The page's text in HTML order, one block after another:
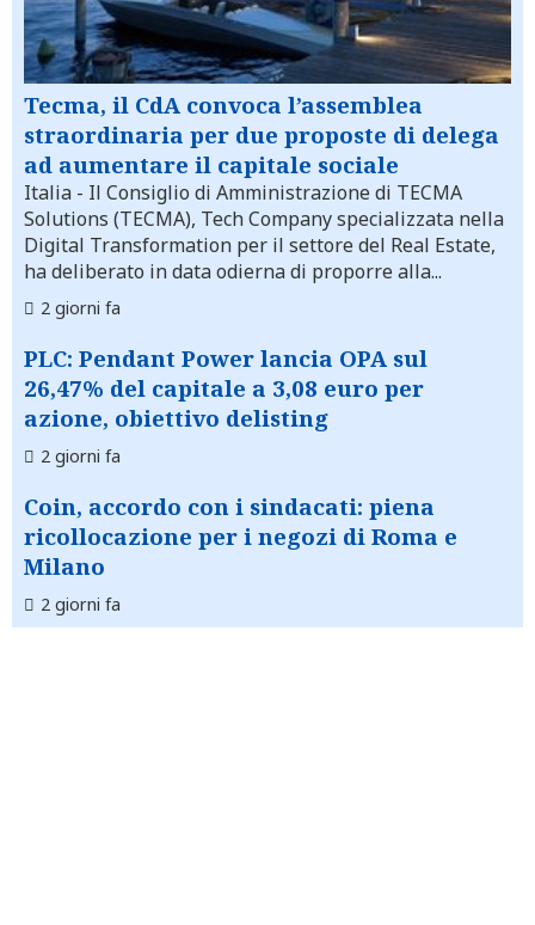
Tecma, il CdA convoca l’assemblea
straordinaria per due proposte di delega
ad aumentare il capitale sociale
Italia - Il Consiglio di Amministrazione di TECMA
Solutions (TECMA), Tech Company specializzata nella
Digital Transformation per il settore del Real Estate,
ha deliberato in data odierna di proporre alla...
2 giorni fa
PLC: Pendant Power lancia OPA sul
26,47% del capitale a 3,08 euro per
azione, obiettivo delisting
2 giorni fa
Coin, accordo con i sindacati: piena
ricollocazione per i negozi di Roma e
Milano
2 giorni fa